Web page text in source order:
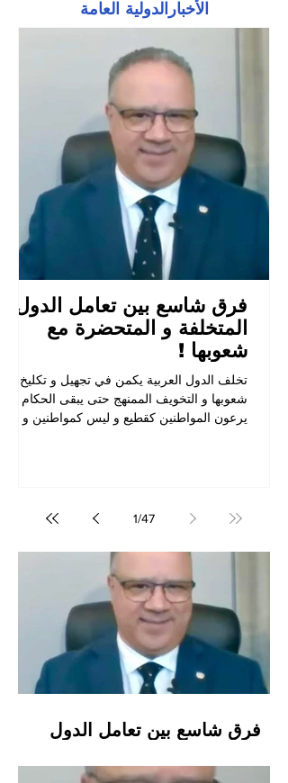
الأخبارالدولية العامة
فرق شاسع بين تعامل الدول
المتخلفة و المتحضرة مع
شعوبها !
تخلف الدول العربية يكمن في تجهيل و تكليخ
شعوبها و التخويف الممنهج حتى يبقى الحكام
يرعون المواطنين كقطيع و ليس كمواطنين و
أرضها جاهلا ، بل تسخّر وسائلها و مؤسساتها و
ذلك بدعمها للتعليم العمومي المجاني الجيد و
الخدمات الصحية الجيدة و الشغل الجيد و السكن
1/47
فرق شاسع بين تعامل الدول